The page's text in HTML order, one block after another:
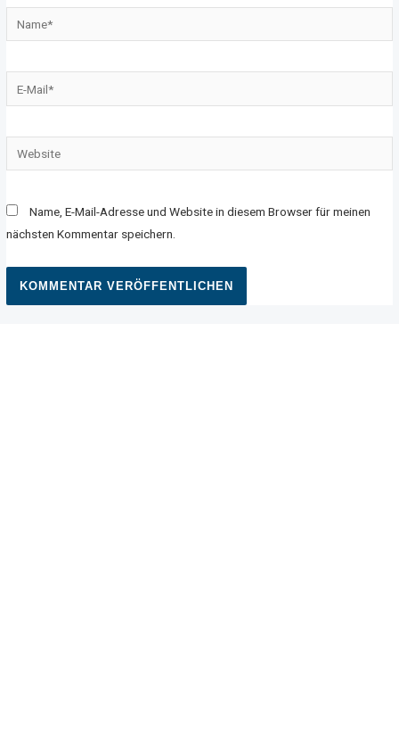
Name, E-Mail-Adresse und Website in diesem Browser für meinen
nächsten Kommentar speichern.